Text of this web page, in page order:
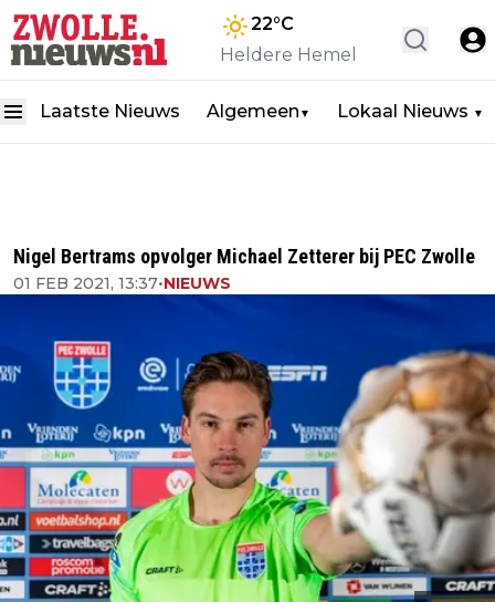
22°C
Heldere Hemel
Laatste Nieuws Algemeen ▼ Lokaal Nieuws ▼
Nigel Bertrams opvolger Michael Zetterer bij PEC Zwolle
01 FEB 2021, 13:37•NIEUWS